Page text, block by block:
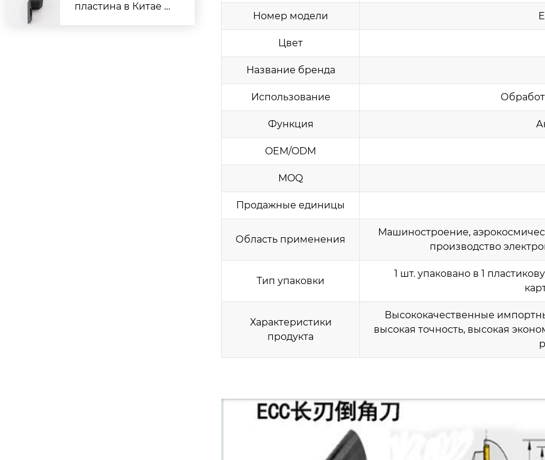
пластина в Китае —
Номер модели
Цвет
Название бренда
Использование
Функция
OEM/ODM
MOQ
Продажные единицы
Область применения
Машиностроение,
производство
Тип упаковки
1 шт. упаковано в 1
Характеристики
продукта
Высококачественные
высокая точность, высокая